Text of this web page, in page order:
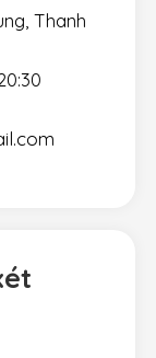
Thanh